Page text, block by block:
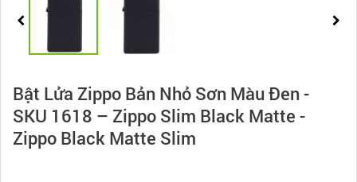
Bật Lửa Zippo Bản Nhỏ Sơn Màu Đen -
SKU 1618 – Zippo Slim Black Matte -
Zippo Black Matte Slim